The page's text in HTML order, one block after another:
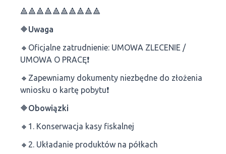
🔺🔺🔺🔺🔺🔺🔺🔺🔺🔺
🔶Uwaga
🔸Oficjalne zatrudnienie: UMOWA ZLECENIE /
UMOWA O PRACĘ❗
🔸Zapewniamy dokumenty niezbędne do złożenia
wniosku o kartę pobytu❗
🔶Obowiązki
🔸1. Konserwacja kasy fiskalnej
🔸2. Układanie produktów na półkach